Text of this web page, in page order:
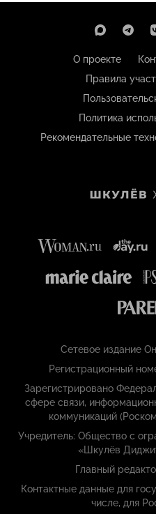
О проекте
Правила
Политика
Рекомендательные
Сетевое издание
Регистрационный
Зарегистрировано
сфере связи,
коммуникаций
Учредитель: Общество с
«Шкулёв
Главный
Контактные данные для
числе, для